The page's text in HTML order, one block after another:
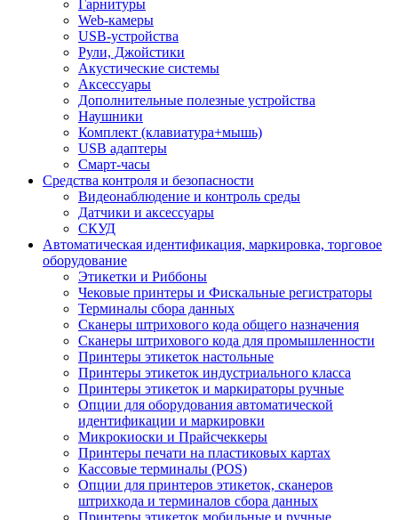
Гарнитуры
Web-камеры
USB-устройства
Рули, Джойстики
Акустические системы
Аксессуары
Дополнительные полезные устройства
Наушники
Комплект (клавиатура+мышь)
USB адаптеры
Смарт-часы
Средства контроля и безопасности
Видеонаблюдение и контроль среды
Датчики и аксессуары
СКУД
Автоматическая идентификация, маркировка, торговое
оборудование
Этикетки и Риббоны
Чековые принтеры и Фискальные регистраторы
Терминалы сбора данных
Сканеры штрихового кода общего назначения
Сканеры штрихового кода для промышленности
Принтеры этикеток настольные
Принтеры этикеток индустриального класса
Принтеры этикеток и маркираторы ручные
Опции для оборудования автоматической
идентификации и маркировки
Микрокиоски и Прайсчеккеры
Принтеры печати на пластиковых картах
Кассовые терминалы (POS)
Опции для принтеров этикеток, сканеров
штрихкода и терминалов сбора данных